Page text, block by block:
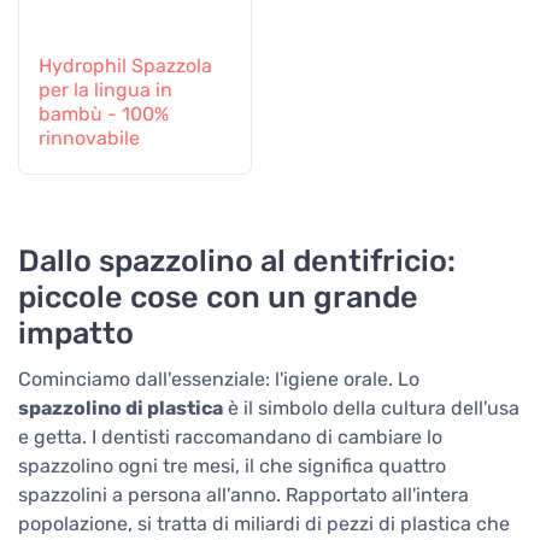
Hydrophil Spazzola
per la lingua in
bambù - 100%
rinnovabile
Dallo spazzolino al dentifricio:
piccole cose con un grande
impatto
Cominciamo dall'essenziale: l'igiene orale. Lo
spazzolino di plastica è il simbolo della cultura dell'usa
e getta. I dentisti raccomandano di cambiare lo
spazzolino ogni tre mesi, il che significa quattro
spazzolini a persona all'anno. Rapportato all'intera
popolazione, si tratta di miliardi di pezzi di plastica che